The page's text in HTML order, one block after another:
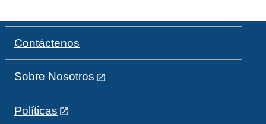
Contáctenos
Sobre Nosotros
Políticas